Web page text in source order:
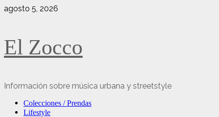
Saltar
agosto 5, 2026
El Zocco
Información sobre música urbana y streetstyle
Menú
principal
Colecciones / Prendas
Lifestyle